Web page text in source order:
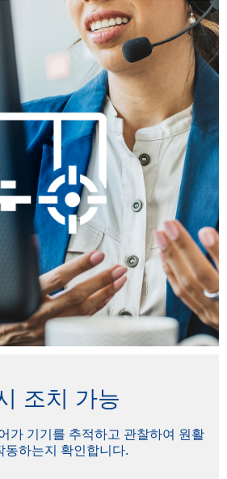
조치 가능
가 기기를 추적하고 관찰하여 원활
동하는지 확인합니다.